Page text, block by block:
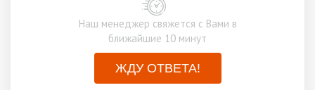
Наш менеджер свяжется с Вами в
ближайшие 10 минут
ЖДУ ОТВЕТА!